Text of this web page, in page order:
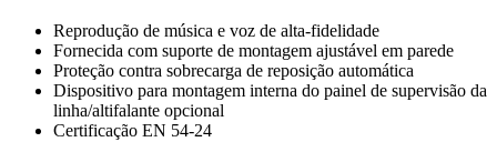
Reprodução de música e voz de alta-fidelidade
Fornecida com suporte de montagem ajustável em parede
Proteção contra sobrecarga de reposição automática
Dispositivo para montagem interna do painel de supervisão da
linha/altifalante opcional
Certificação EN 54‑24